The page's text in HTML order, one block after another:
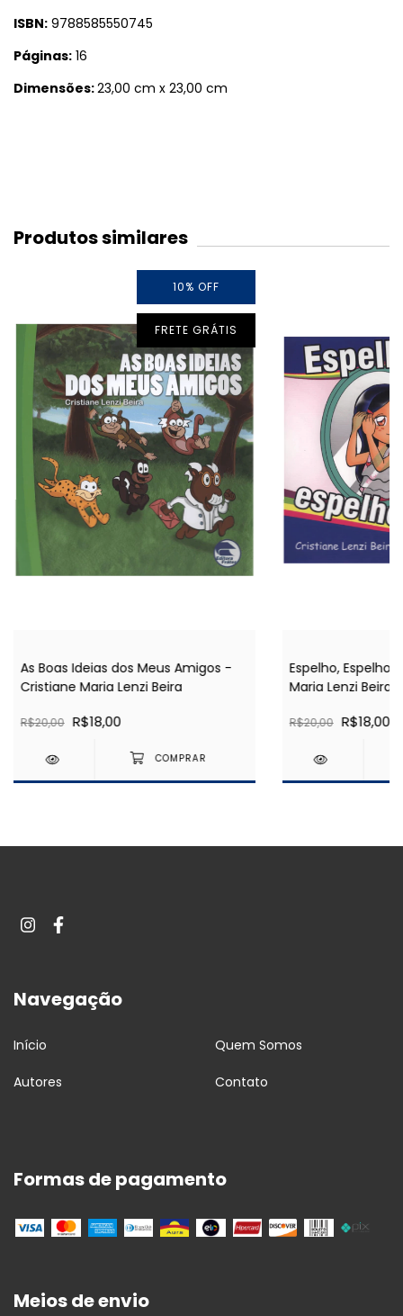
ISBN: 9788585550745
Páginas: 16
Dimensões:23,00 cm x 23,00 cm
Produtos similares
10% OFF
FRETE GRÁTIS
As Boas Ideias dos Meus Amigos -
Cristiane Maria Lenzi Beira
R$20,00 R$18,00
Espelho, Espelho
Maria Lenzi Beira
R$20,00 R$18,00
Navegação
Início Quem Somos
Autores Contato
Formas de pagamento
Meios de envio